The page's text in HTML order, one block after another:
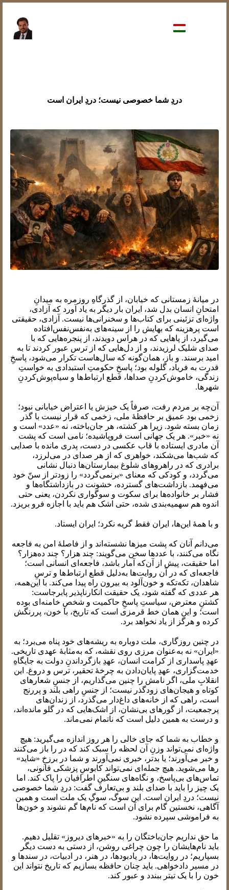
دردِ شما خصوصی نیست؛ دردِ ایران است
در میانهٔ زمستانی که خیابان، از گذرگاهِ روزمره به میدانِ
امتحانِ انسان بدل شد، ایران بار دیگر به یاد آورد که آزادی،
واژه‌ای تزئینی برای کتاب‌ها و سخنرانی‌ها نیست. آزادی، حقیقتی
است پرهزینه که بهایش را از سینه‌های به‌نفس‌نفس‌افتاده
می‌گیرد، از پاهایی که در هراس دویدند، از پنجره‌هایی که با
صدای شلیک لرزیدند، و از دل‌هایی که از ترس عبور کردند تا به
امید برسند. و باز، همان‌گونه که سال‌هاست تکرار می‌شود، پاسخِ
قدرت به فریاد، گلوله بود؛ پاسخِ حکومتِ استبدادی به خواستِ
زندگی، خاموش‌کردنِ صداها، قطع ارتباط‌ها و سیاه‌پوش‌کردنِ
شهرها.
آن‌چه بر مردم رفت، صرفاً یک خیزش یا اعتراض خیابانی نبود؛
زخمی بود عمیق بر حافظهٔ ملی، زخمی که قرار نیست با گذر
زمان بسته شود. زیرا هر کشته، هر جان‌باخته، نه «عدد» است و
نه «خبر». هر یک جهانی است فروپاشیده؛ نامی است که پشت
آن مادری ایستاده با قاب عکسی در دست، پدری مانده با صدایی
که شب‌ها می‌شکند، خواهری که از هر صدای در می‌لرزد،
برادری که در راهروهای شلوغ بیمارستان‌ها دنبال نشانی
می‌گردد، و کودکی که معنای «برنمی‌گردد» را زودتر از سنّ خود
می‌فهمد. بازداشت‌های گسترده، خشونت در بازداشتگاه‌ها و
فشار بر خانواده‌ها برای سکوت و سوگواری نکردن، یعنی حتی
اندوه هم سهمیه‌بندی شده، حتی اشک هم باید با اجازه فرو بریزد.
و با همهٔ این‌ها، ایران فقط گریه نکرد؛ ایران ایستاد.
می‌دانم آنان که پشت میزها نشسته‌اند و از فاصلهٔ امن به فاجعه
نگاه می‌کنند، با عددها سخن می‌گویند: چند هزار؟ چند ده‌هزار؟
اما حقیقت، پیش از آن‌که آمار باشد، فاجعه‌ای انسانی است؛
فاجعه‌ای که در آن روایت‌ها به‌دلیل قطع ارتباط‌ها و ترسِ
شاهدان، تکه‌تکه و خون‌آلود به بیرون راه پیدا می‌کند. با این‌همه،
هر عددی که گفته شود، یک حقیقت انکارناپذیر پابرجاست:
کشتنِ معترض، سیاستِ پاسخِ حاکمیت و شخصِ خامنه‌ای بوده
است؛ و این همان خط قرمزی است که تاریخ، با خون، پررنگش
کرده و هرگز از یاد نخواهد برد.
در چنین روزگاری، ملت دوباره به ریشه‌های خود پناه می‌برد؛ به
«ایران» نه به‌عنوان مرزی روی نقشه، که به‌مثابهٔ عهدی تاریخی.
عهدِ پاسداری از کرامت انسان، عهدِ بازگرداندنِ دولت به جایگاهِ
خدمت‌گزاری، عهدِ پایان‌دادن به چرخهٔ تحقیر، ترس و دروغ. این
انقلابِ ملی، اگر نامش را چنین می‌گذاریم، از جنسِ شعارهای
کوتاه و هیجان‌های زودگذر نیست؛ از جنسِ راهی بلند و پررنج
است، راهی که از خانه‌های داغ‌دار می‌گذرد، از زندان‌های
پرجمعیت، از گورهای بی‌نشان، از اشک‌هایی که در گلو مانده‌اند،
و درست به همین دلیل است که ناتمام نمی‌ماند.
و خطاب به شما که جای خالی را هر روز اندازه می‌گیرید: هیچ
واژه‌ای نمی‌تواند وزنِ آن لحظه را سبک کند که در را باز می‌کنند
و خبر می‌آورند؛ یا بدتر، خبری نمی‌آورند و شما در برزخِ «شاید»
رها می‌شوید. هیچ جمله‌ای نمی‌تواند کابوسِ پزشکی قانونی،
تماس‌های بی‌پاسخ، و نگاه‌های سنگینِ اطرافیان را پاک کند. اما
یک چیز را باید با صدای بلند و بی‌تعارف گفت: دردِ شما خصوصی
نیست؛ دردِ ایران است. این سوگ، سوگِ یک ملت است و همین
آگاهی، نخستین گام برای آن است که نام‌ها گم نشوند و خون‌ها
به فراموشی سپرده نشود.
ما حق نداریم جان‌باختگان را به «خبرهای دیروز» تقلیل دهیم.
باید نام‌هایشان را چون چراغی روشن، از دستی به دست دیگر
بسپاریم؛ در روایت‌ها، در یادبودها، در هنر، در ادبیات، در سندها و
در مسیر دادخواهی. باید چنان حافظه بسازیم که تاریخ نتواند این
خون را با یک تیتر ببندد و عبور کند.